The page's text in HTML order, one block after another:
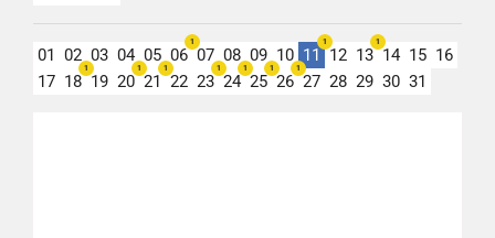
01 02 03 04 05 06
1
07 08 09 10 11
1
12 13
1
14 15 16
17 18
1
19 20
1
21
1
22 23
1
24
1
25
1
26
1
27 28 29 30 31